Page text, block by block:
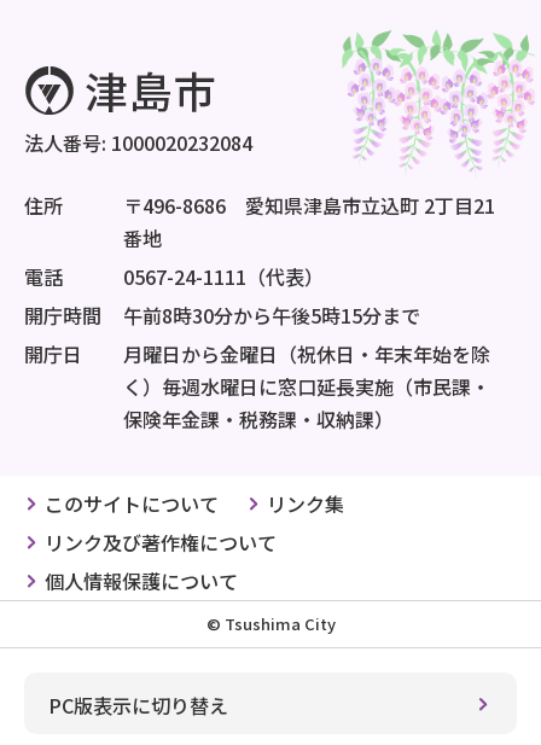
法人番号: 1000020232084
住所
〒496-8686 愛知県津島市立込町 2丁目21
番地
電話
0567-24-1111（代表）
開庁時間
午前8時30分から午後5時15分まで
開庁日
月曜日から金曜日（祝休日・年末年始を除
く）毎週水曜日に窓口延長実施（市民課・
保険年金課・税務課・収納課）
このサイトについて
リンク集
リンク及び著作権について
個人情報保護について
© Tsushima City
PC版表示に切り替え